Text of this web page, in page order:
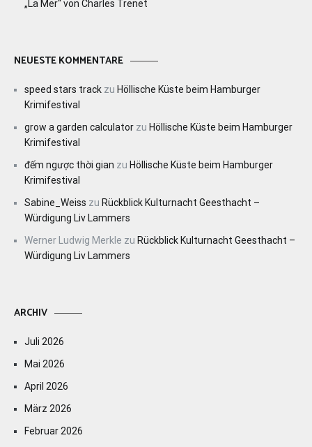
„La Mer“ von Charles Trenet
NEUESTE KOMMENTARE
speed stars track zu Höllische Küste beim Hamburger
Krimifestival
grow a garden calculator zu Höllische Küste beim Hamburger
Krimifestival
đếm ngược thời gian zu Höllische Küste beim Hamburger
Krimifestival
Sabine_Weiss zu Rückblick Kulturnacht Geesthacht –
Würdigung Liv Lammers
Werner Ludwig Merkle zu Rückblick Kulturnacht Geesthacht –
Würdigung Liv Lammers
ARCHIV
Juli 2026
Mai 2026
April 2026
März 2026
Februar 2026